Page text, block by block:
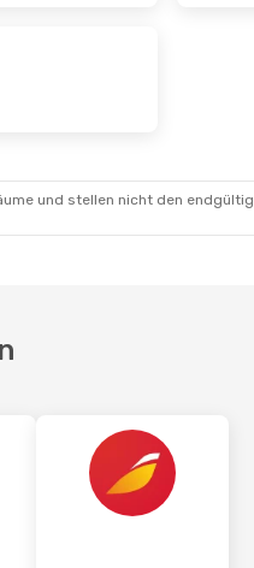
und stellen nicht den